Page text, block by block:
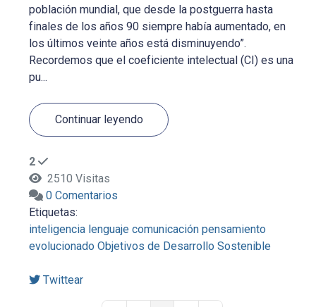
población mundial, que desde la postguerra hasta
finales de los años 90 siempre había aumentado, en
los últimos veinte años está disminuyendo”.
Recordemos que el coeficiente intelectual (CI) es una
pu...
Continuar leyendo
2
2510 Visitas
0 Comentarios
Etiquetas:
inteligencia lenguaje comunicación pensamiento
evolucionado Objetivos de Desarrollo Sostenible
Twittear